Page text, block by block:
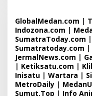
GlobalMedan.com |
Indozona.com |
SumatraToday.com |
Sumatratoday.com |
JermalNews.com |
| Ketiksatu.com |
Inisatu | Wartara |
MetroDaily |
Sumut.Top | Info